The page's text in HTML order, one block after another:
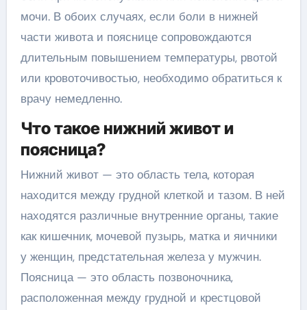
мочи. В обоих случаях, если боли в нижней
части живота и пояснице сопровождаются
длительным повышением температуры, рвотой
или кровоточивостью, необходимо обратиться к
врачу немедленно.
Что такое нижний живот и
поясница?
Нижний живот — это область тела, которая
находится между грудной клеткой и тазом. В ней
находятся различные внутренние органы, такие
как кишечник, мочевой пузырь, матка и яичники
у женщин, предстательная железа у мужчин.
Поясница — это область позвоночника,
расположенная между грудной и крестцовой